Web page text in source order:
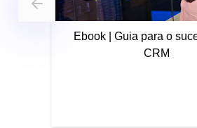
Ebook | Guia para o
CRM